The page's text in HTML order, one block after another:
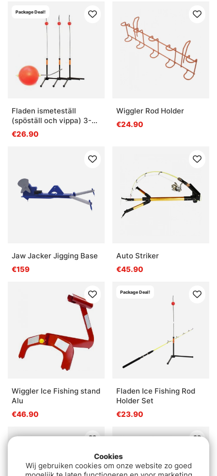
Package Deal!
Fladen ismeteställ
(spöställ och vippa) 3-
pak
€26.90
Wiggler Rod Holder
€24.90
Jaw Jacker Jigging Base
€159
Auto Striker
€45.90
Wiggler Ice Fishing stand
Alu
€46.90
Package Deal!
Fladen Ice Fishing Rod
Holder Set
€23.90
Cookies
Wij gebruiken cookies om onze website zo goed